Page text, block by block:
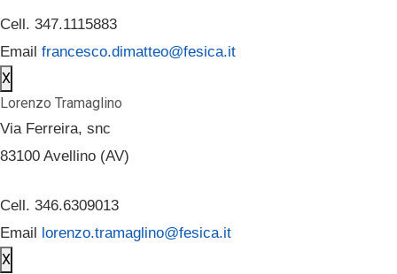
Cell. 347.1115883
Email francesco.dimatteo@fesica.it
X
Lorenzo Tramaglino
Via Ferreira, snc
83100 Avellino (AV)
Cell. 346.6309013
Email lorenzo.tramaglino@fesica.it
X